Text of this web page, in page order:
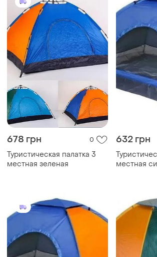
678 грн 0
Туристическая палатка 3
местная зеленая
632 грн
местная